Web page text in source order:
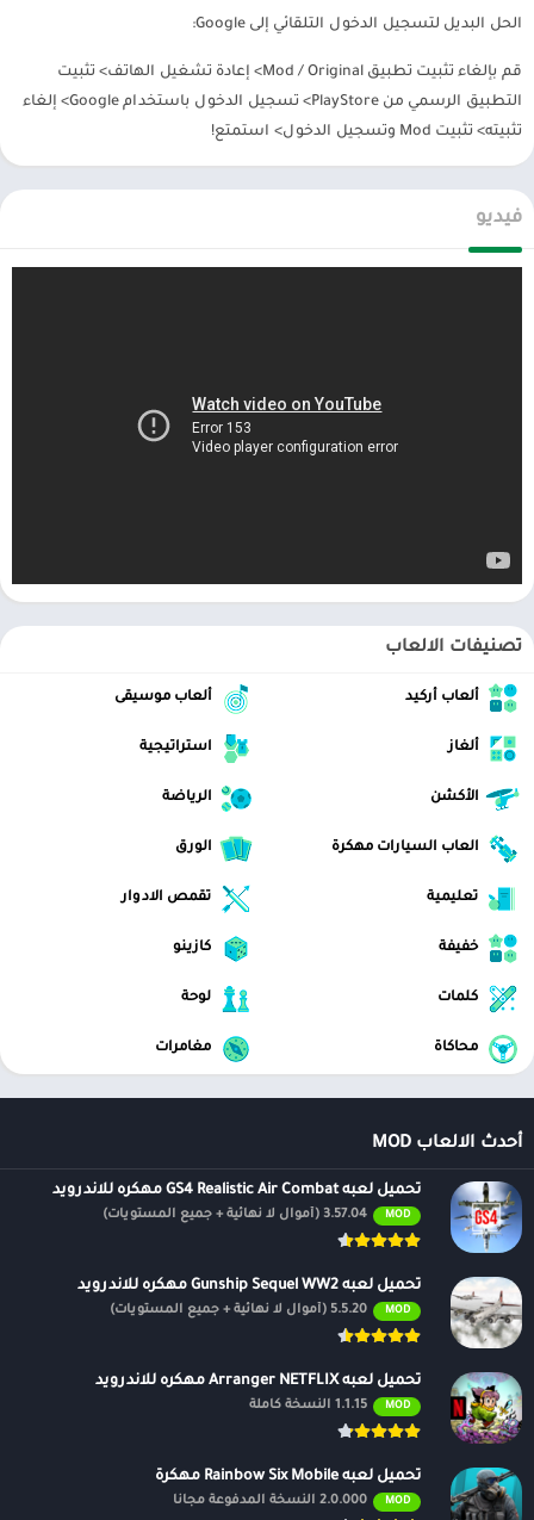
الحل البديل لتسجيل الدخول التلقائي إلى Google:
قم بإلغاء تثبيت تطبيق Mod / Original> إعادة تشغيل الهاتف> تثبيت
التطبيق الرسمي من PlayStore> تسجيل الدخول باستخدام Google> إلغاء
تثبيته> تثبيت Mod وتسجيل الدخول> استمتع!
فيديو
تصنيفات الالعاب
ألعاب أركيد ألعاب موسيقى
ألغاز استراتيجية
الأكشن الرياضة
العاب السيارات مهكرة الورق
تعليمية تقمص الادوار
خفيفة كازينو
كلمات لوحة
محاكاة مغامرات
أحدث الالعاب MOD
تحميل لعبه GS4 Realistic Air Combat مهكره للاندرويد
MOD 3.57.04 (أموال لا نهائية + جميع المستويات)
تحميل لعبه Gunship Sequel WW2 مهكره للاندرويد
MOD 5.5.20 (أموال لا نهائية + جميع المستويات)
تحميل لعبه Arranger NETFLIX مهكره للاندرويد
MOD 1.1.15 النسخة كاملة
تحميل لعبه Rainbow Six Mobile مهكرة
MOD 2.0.000 النسخة المدفوعة مجانًا